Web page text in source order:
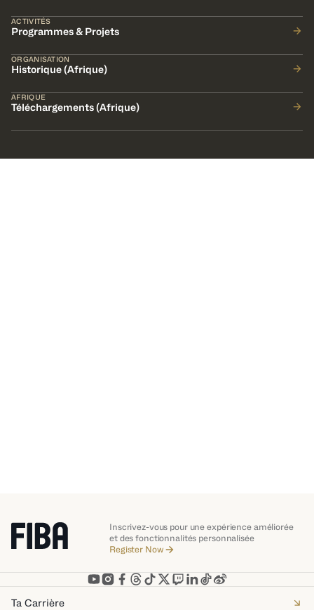
ACTIVITÉS
Programmes & Projets
ORGANISATION
Historique (Afrique)
AFRIQUE
Téléchargements (Afrique)
Inscrivez-vous pour une expérience améliorée
et des fonctionnalités personnalisée
Register Now
Ta Carrière